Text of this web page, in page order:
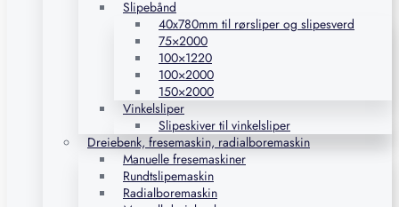
Slipebånd
40x780mm til rørsliper og slipesverd
75×2000
100×1220
100×2000
150×2000
Vinkelsliper
Slipeskiver til vinkelsliper
Dreiebenk, fresemaskin, radialboremaskin
Manuelle fresemaskiner
Rundtslipemaskin
Radialboremaskin